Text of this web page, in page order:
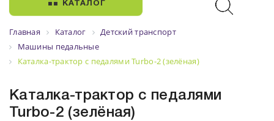
КАТАЛОГ
Главная Каталог
Детский транспорт
Машины педальные
Каталка-трактор с педалями Turbo-2 (зелёная)
Каталка-трактор с педалями
Turbo-2 (зелёная)